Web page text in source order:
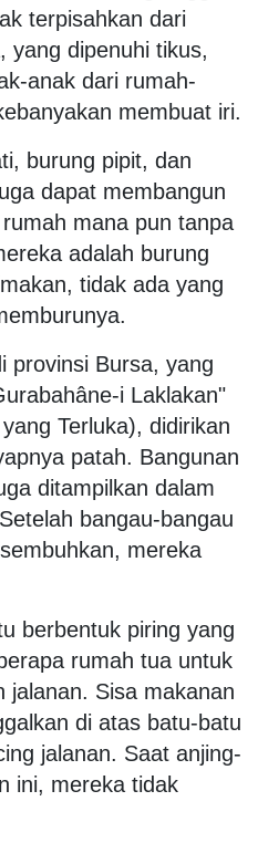
terpisahkan dari
yang dipenuhi tikus,
anak dari rumah-
membuat iri.
burung pipit, dan
dapat membangun
mana pun tanpa
adalah burung
tidak ada yang
provinsi Bursa, yang
i Laklakan"
Terluka), didirikan
patah. Bangunan
ditampilkan dalam
bangau-bangau
mereka
berbentuk piring yang
rumah tua untuk
jalanan. Sisa makanan
di atas batu-batu
jalanan. Saat anjing-
ini, mereka tidak